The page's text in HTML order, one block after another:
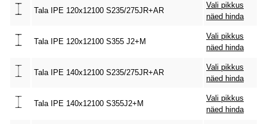
Tala IPE 120x12100 S235/275JR+AR
Vali pikkus
näed hinda
Tala IPE 120x12100 S355 J2+M
Vali pikkus
näed hinda
Tala IPE 140x12100 S235/275JR+AR
Vali pikkus
näed hinda
Tala IPE 140x12100 S355J2+M
Vali pikkus
näed hinda